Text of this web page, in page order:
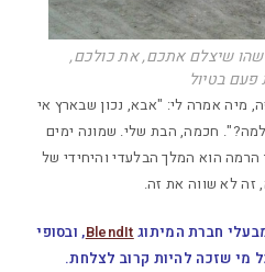
שיצלם אתכם, את כולכם,
פעם בטיול
מיה אמרה לי: "אבא, נכון שבארץ אי
חכמה, הבת שלי. שמונה ימים
הרמה הוא המלך הבלעדי והיחידי של
זה לא שווה את זה.
חברת המיתוג BlendIt, ובסופי
מי שזכה להיות קרוב לצלחת.